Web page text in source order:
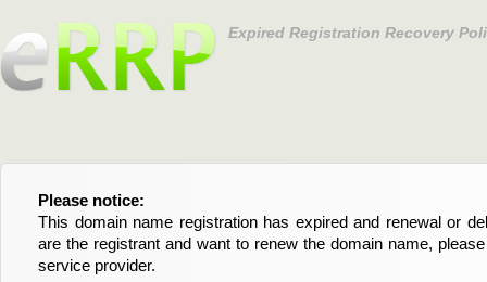
Expired Registration Recovery
Please notice:
This domain name registration has expired and renewal or
are the registrant and want to renew the domain name,
service provider.
Bitte beachten Sie:
Diese Domainregistrierung ist abgelaufen und die
Domain stehen an. Wenn Sie der Registrant sind und
verlängern möchten, kontaktieren Sie bitte Ihren Service-